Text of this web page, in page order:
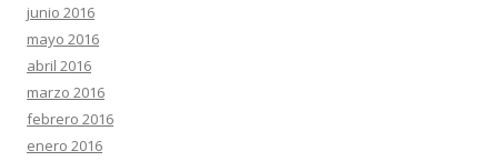
junio 2016
mayo 2016
abril 2016
marzo 2016
febrero 2016
enero 2016